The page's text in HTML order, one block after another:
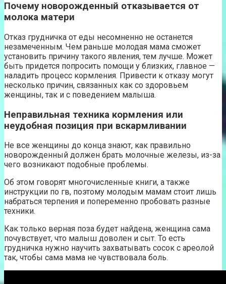
Почему новорожденный отказывается от
молока матери
Отказ грудничка от еды несомненно не останется
незамеченным. Чем раньше молодая мама сможет
установить причину такого явления, тем лучше. Может
быть придется попросить помощи у близких, главное —
наладить процесс кормления. Привести к отказу могут
несколько причин, связанных как со здоровьем
женщины, так и с поведением малыша.
Неправильная техника кормления или
неудобная позиция при вскармливании
Не все женщины до конца знают, как правильно
новорожденный должен брать молочные железы, из-за
чего возникают подобные проблемы.
Об этом говорят многочисленные книги, а также
инструкции по гв, поэтому молодым мамам стоит лишь
набраться терпения и попеременно пробовать разные
техники.
Как только верная поза будет найдена, женщина сама
почувствует, что малыш доволен и сыт. То есть
грудничка нужно научить захватывать сосок с ареолой
так, чтобы сама мама не чувствовала боль.